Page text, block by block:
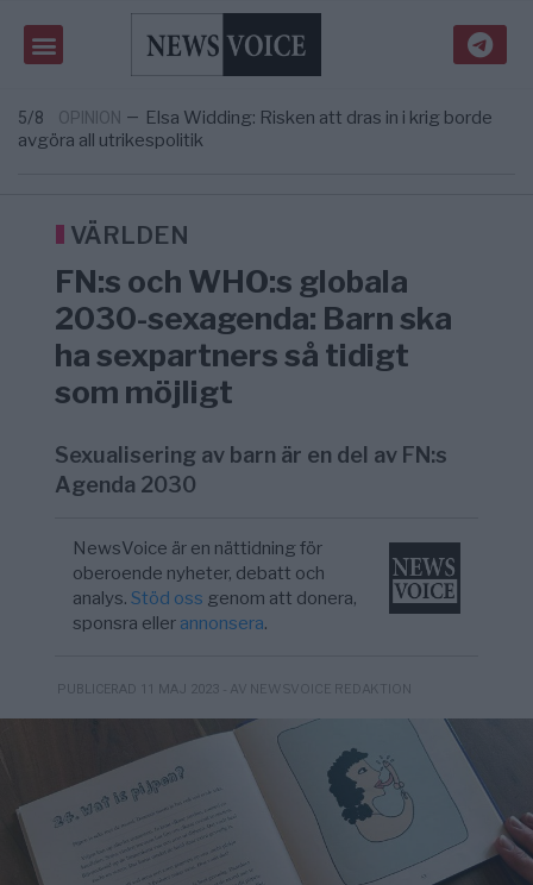
6/8 UNITED STATES
Tucker Carlson: ”It’s Time to Save
America” – Finally
—
Elsa Widding: Risken att dras in i krig borde
5/8 KRIG & FRED — Gaza håller en av de största
massbegravningarna någonsin
om amerikansk påverkan
America” – Finally
VÄRLDEN
FN:s och WHO:s globala
2030-sexagenda: Barn ska
ha sexpartners så tidigt
som möjligt
Sexualisering av barn är en del av FN:s
Agenda 2030
NewsVoice är en nättidning för
oberoende nyheter, debatt och
analys.Stöd oss genom att donera,
sponsra eller annonsera.
PUBLICERAD 11 MAJ 2023 - AV NEWSVOICE REDAKTION